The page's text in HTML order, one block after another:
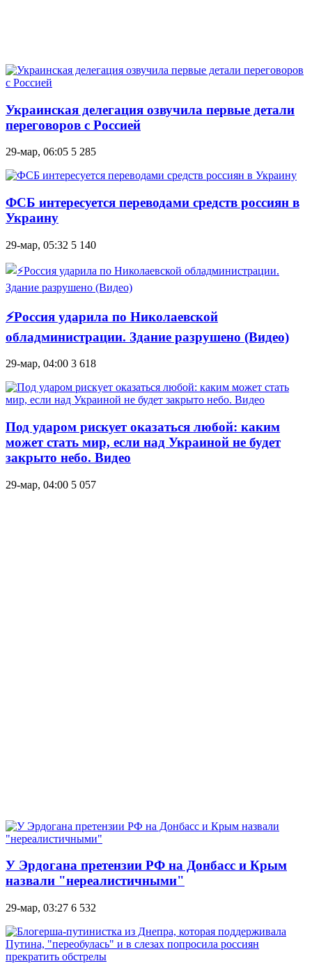
Украинская делегация озвучила первые детали
переговоров с Россией
29-мар, 06:05 5 285
ФСБ интересуется переводами средств россиян в
Украину
29-мар, 05:32 5 140
⚡Россия ударила по Николаевской
обладминистрации. Здание разрушено (Видео)
29-мар, 04:00 3 618
Под ударом рискует оказаться любой: каким
может стать мир, если над Украиной не будет
закрыто небо. Видео
29-мар, 04:00 5 057
У Эрдогана претензии РФ на Донбасс и Крым
назвали "нереалистичными"
29-мар, 03:27 6 532